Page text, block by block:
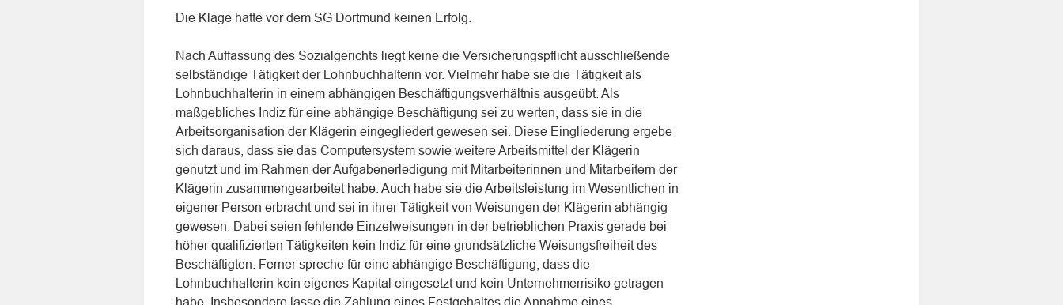
Die Klage hatte vor dem SG Dortmund keinen Erfolg.
Nach Auffassung des Sozialgerichts liegt keine die Versicherungspflicht ausschließende
selbständige Tätigkeit der Lohnbuchhalterin vor. Vielmehr habe sie die Tätigkeit als
Lohnbuchhalterin in einem abhängigen Beschäftigungsverhältnis ausgeübt. Als
maßgebliches Indiz für eine abhängige Beschäftigung sei zu werten, dass sie in die
Arbeitsorganisation der Klägerin eingegliedert gewesen sei. Diese Eingliederung ergebe
sich daraus, dass sie das Computersystem sowie weitere Arbeitsmittel der Klägerin
genutzt und im Rahmen der Aufgabenerledigung mit Mitarbeiterinnen und Mitarbeitern der
Klägerin zusammengearbeitet habe. Auch habe sie die Arbeitsleistung im Wesentlichen in
eigener Person erbracht und sei in ihrer Tätigkeit von Weisungen der Klägerin abhängig
gewesen. Dabei seien fehlende Einzelweisungen in der betrieblichen Praxis gerade bei
höher qualifizierten Tätigkeiten kein Indiz für eine grundsätzliche Weisungsfreiheit des
Beschäftigten. Ferner spreche für eine abhängige Beschäftigung, dass die
Lohnbuchhalterin kein eigenes Kapital eingesetzt und kein Unternehmerrisiko getragen
habe. Insbesondere lasse die Zahlung eines Festgehaltes die Annahme eines